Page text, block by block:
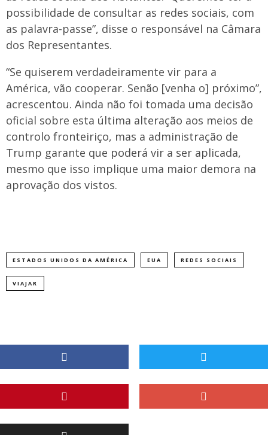
possibilidade de consultar as redes sociais, com
as palavra-passe”, disse o responsável na Câmara
dos Representantes.
“Se quiserem verdadeiramente vir para a
América, vão cooperar. Senão [venha o] próximo”,
acrescentou. Ainda não foi tomada uma decisão
oficial sobre esta última alteração aos meios de
controlo fronteiriço, mas a administração de
Trump garante que poderá vir a ser aplicada,
mesmo que isso implique uma maior demora na
aprovação dos vistos.
ESTADOS UNIDOS DA AMÉRICA EUA REDES SOCIAIS
VIAJAR